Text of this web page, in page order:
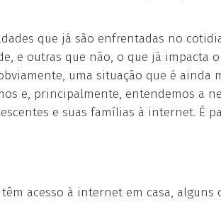
que já são enfrentadas no
e outras que não, o que já impacta o
uma situação que é ainda
e, principalmente, entendemos a
e suas famílias à internet. É
acesso à internet em casa, alguns